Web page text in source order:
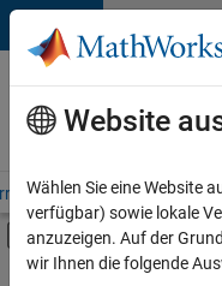
Weiter zum Inhalt
Karriere
bei
MathWorks
– Übersicht
Umschaltung
Hauptinhalt
Website
Wählen Sie eine Website
verfügbar) sowie lokale
anzuzeigen. Auf der
wir Ihnen die folgende